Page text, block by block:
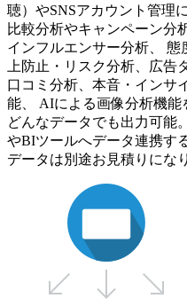
聴）やSNSアカウント管理
比較分析やキャンペーン分
インフルエンサー分析、
上防止・リスク分析、広告
口コミ分析、本音・インサ
能、 AIによる画像分析機
どんなデータでも出力可能
やBIツールへデータ連携す
データは別途お見積りにな